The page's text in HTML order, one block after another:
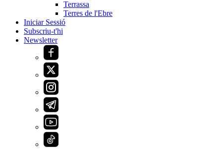
Terrassa
Terres de l'Ebre
Iniciar Sessió
Subscriu-t'hi
Newsletter